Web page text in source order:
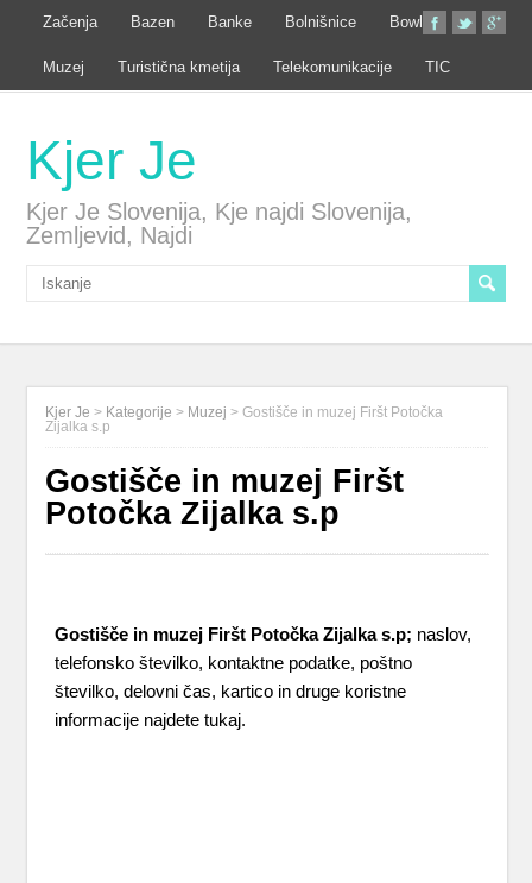
Začenja Bazen Banke Bolnišnice Bowling
Muzej Turistična kmetija Telekomunikacije TIC
Kjer Je
Kjer Je Slovenija, Kje najdi Slovenija,
Zemljevid, Najdi
Kjer Je > Kategorije > Muzej >Gostišče in muzej Firšt Potočka
Zijalka s.p
Gostišče in muzej Firšt
Potočka Zijalka s.p
Gostišče in muzej Firšt Potočka Zijalka s.p; naslov,
telefonsko številko, kontaktne podatke, poštno
številko, delovni čas, kartico in druge koristne
informacije najdete tukaj.